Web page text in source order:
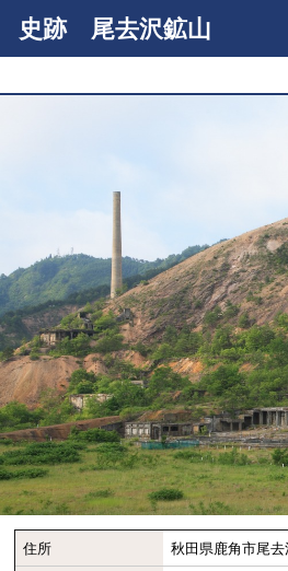
史跡 尾去沢鉱山
住所 秋田県鹿角市尾